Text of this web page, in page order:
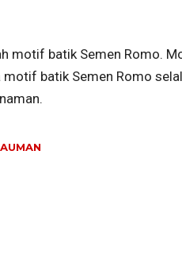
motif batik Semen Romo.
batik Semen Romo